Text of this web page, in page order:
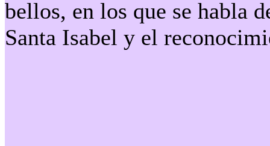
bellos, en los que se habla
Santa Isabel y el